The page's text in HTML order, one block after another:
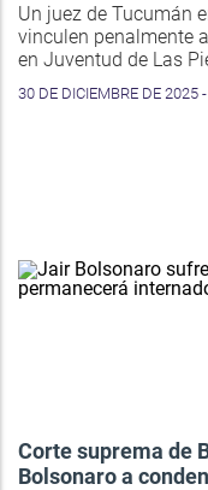
Un juez de Tucumán
vinculen penalmente
en Juventud de Las
30 DE DICIEMBRE DE 2025
Corte suprema de
Bolsonaro a